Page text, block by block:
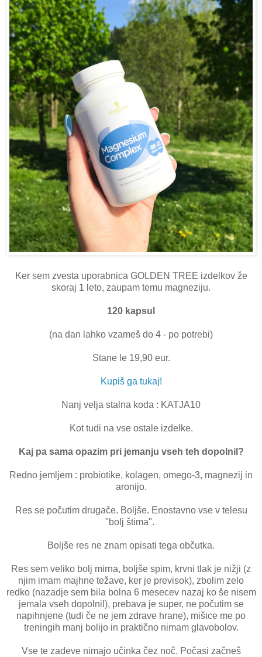
Ker sem zvesta uporabnica GOLDEN TREE izdelkov že
skoraj 1 leto, zaupam temu magneziju.
120 kapsul
(na dan lahko vzameš do 4 - po potrebi)
Stane le 19,90 eur.
Kupiš ga tukaj!
Nanj velja stalna koda : KATJA10
Kot tudi na vse ostale izdelke.
Kaj pa sama opazim pri jemanju vseh teh dopolnil?
Redno jemljem : probiotike, kolagen, omego-3, magnezij in
aronijo.
Res se počutim drugače. Boljše. Enostavno vse v telesu
"bolj štima".
Boljše res ne znam opisati tega občutka.
Res sem veliko bolj mirna, boljše spim, krvni tlak je nižji (z
njim imam majhne težave, ker je previsok), zbolim zelo
redko (nazadje sem bila bolna 6 mesecev nazaj ko še nisem
jemala vseh dopolnil), prebava je super, ne počutim se
napihnjene (tudi če ne jem zdrave hrane), mišice me po
treningih manj bolijo in praktično nimam glavobolov.
Vse te zadeve nimajo učinka čez noč. Počasi začneš